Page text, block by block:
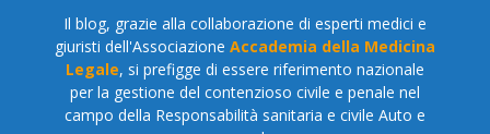
Il blog, grazie alla collaborazione di esperti medici e
giuristi dell'Associazione Accademia della Medicina
Legale, si prefigge di essere riferimento nazionale
per la gestione del contenzioso civile e penale nel
campo della Responsabilità sanitaria e civile Auto e